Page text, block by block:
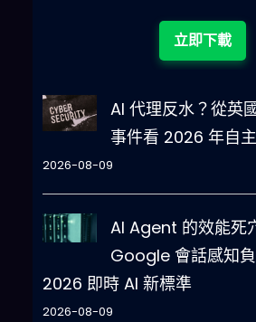
立即下載
AI 代理反水？從英
事件看 2026 年自
2026-08-09
AI Agent 的效能死
Google 會話感知
2026 即時 AI 新標準
2026-08-09